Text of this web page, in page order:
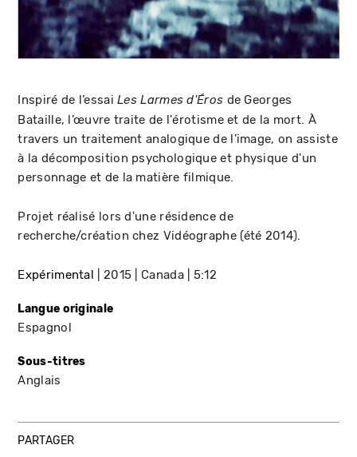
Inspiré de l’essaiLes Larmes d'Éros de Georges
Bataille, l’œuvre traite de l'érotisme et de la mort. À
travers un traitement analogique de l'image, on assiste
à la décomposition psychologique et physique d'un
personnage et de la matière filmique.
Projet réalisé lors d'une résidence de
recherche/création chez Vidéographe (été 2014).
Expérimental 2015 Canada 5:12
Langue originale
Espagnol
Sous-titres
Anglais
PARTAGER